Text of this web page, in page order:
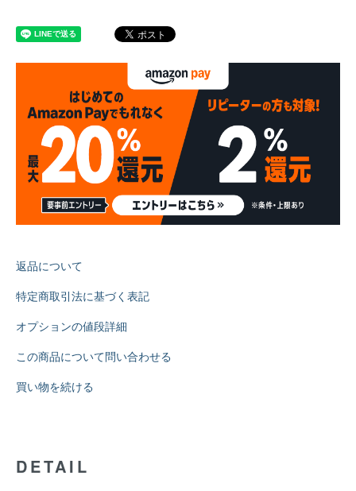
返品について
特定商取引法に基づく表記
オプションの値段詳細
この商品について問い合わせる
買い物を続ける
DETAIL